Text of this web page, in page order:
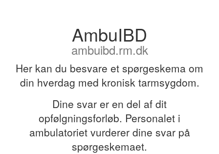
AmbuIBD
ambuibd.rm.dk
Her kan du besvare et spørgeskema om
din hverdag med kronisk tarmsygdom.
Dine svar er en del af dit
opfølgningsforløb. Personalet i
ambulatoriet vurderer dine svar på
spørgeskemaet.